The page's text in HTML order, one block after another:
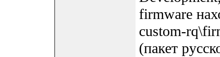
firmware
custom-
(пакет